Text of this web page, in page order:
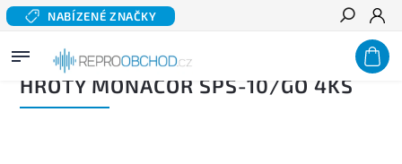
NABÍZENÉ ZNAČKY
Hledat
Domů/ Příslušenství/Podnože a hroty / Hroty Monacor SPS-10/GO 4ks
HROTY MONACOR SPS-10/GO 4KS